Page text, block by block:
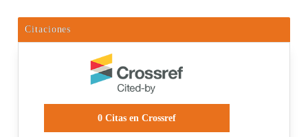
Citaciones
0Citas en Crossref